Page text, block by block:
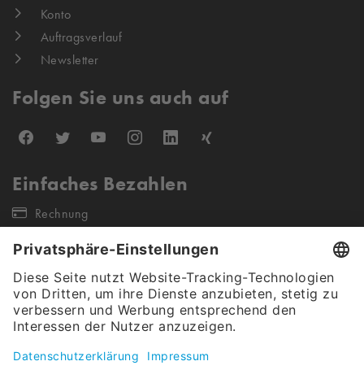
Konto
Auftragsverlauf
Newsletter
Folgen Sie uns auch auf
Einfaches Bezahlen
Rechnung
Unsere Versandpartner